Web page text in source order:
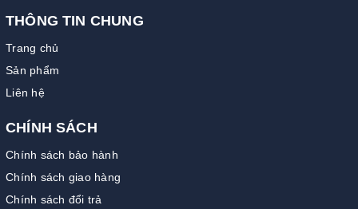
THÔNG TIN CHUNG
Trang chủ
Sản phẩm
Liên hệ
CHÍNH SÁCH
Chính sách bảo hành
Chính sách giao hàng
Chính sách đổi trả